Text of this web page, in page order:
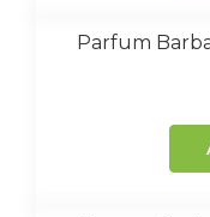
Parfum